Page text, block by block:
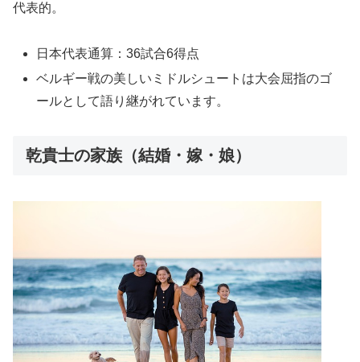
代表的。
日本代表通算：36試合6得点
ベルギー戦の美しいミドルシュートは大会屈指のゴ
ールとして語り継がれています。
乾貴士の家族（結婚・嫁・娘）